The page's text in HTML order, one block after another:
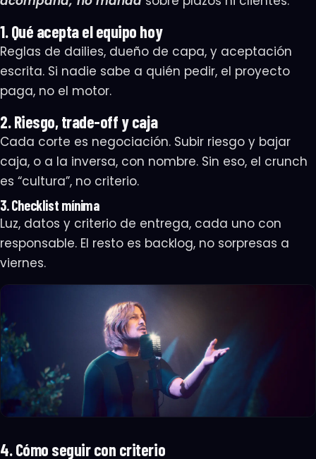
1. Qué acepta el equipo hoy
Reglas de dailies, dueño de capa, y aceptación
escrita. Si nadie sabe a quién pedir, el proyecto
paga, no el motor.
2. Riesgo, trade-off y caja
Cada corte es negociación. Subir riesgo y bajar
caja, o a la inversa, con nombre. Sin eso, el crunch
es “cultura”, no criterio.
3. Checklist mínima
Luz, datos y criterio de entrega, cada uno con
responsable. El resto es backlog, no sorpresas a
viernes.
4. Cómo seguir con criterio